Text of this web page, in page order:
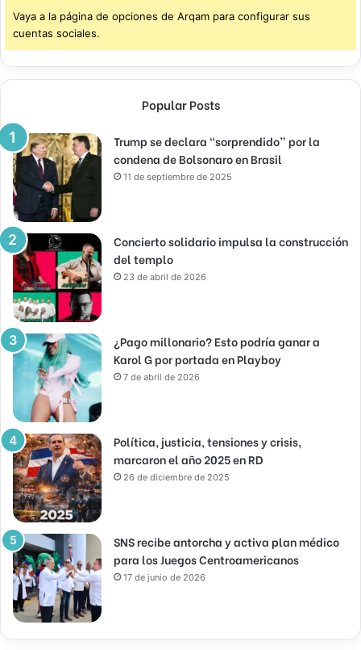
Vaya a la página de opciones de Arqam para configurar sus
cuentas sociales.
Popular Posts
Trump se declara “sorprendido” por la
condena de Bolsonaro en Brasil
11 de septiembre de 2025
Concierto solidario impulsa la construcción
del templo
23 de abril de 2026
¿Pago millonario? Esto podría ganar a
Karol G por portada en Playboy
7 de abril de 2026
Política, justicia, tensiones y crisis,
marcaron el año 2025 en RD
26 de diciembre de 2025
SNS recibe antorcha y activa plan médico
para los Juegos Centroamericanos
17 de junio de 2026